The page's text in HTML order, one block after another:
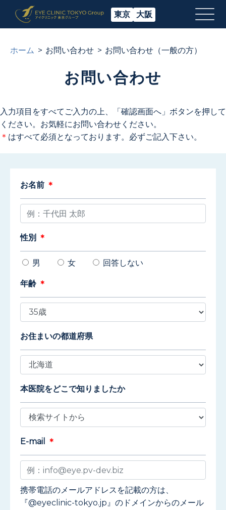
東京 大阪
ホーム お問い合わせ お問い合わせ（一般の方）
お問い合わせ
入力項目をすべてご入力の上、「確認画面へ」ボタンを押して
ください。 お気軽にお問い合わせください。
＊ はすべて必須となっております。必ずご記入下さい。
お名前 ＊
性別 ＊
男 女 回答しない
年齢 ＊
お住まいの都道府県
本医院をどこで知りましたか
E-mail ＊
携帯電話のメールアドレスを記載の方は、
『@eyeclinic-tokyo.jp』のドメインからのメール